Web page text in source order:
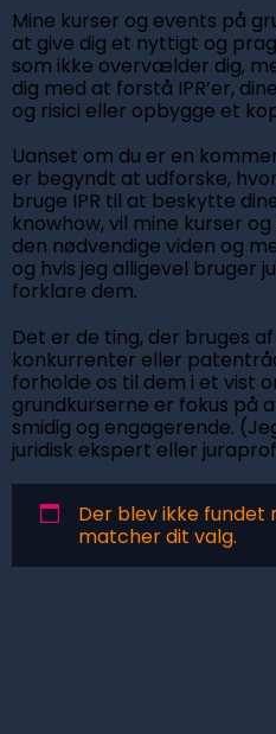
Mine kurser og events på
at give dig et nyttigt og
som ikke overvælder dig,
dig med at forstå IPR’er,
og risici eller opbygge et
Uanset om du er en
er begyndt at udforske,
bruge IPR til at beskytte
knowhow, vil mine kurser
den nødvendige viden og
og hvis jeg alligevel bruger
forklare dem.
Det er de ting, der bruges
konkurrenter eller
forholde os til dem i et vist
grundkurserne er fokus på
smidig og engagerende.
juridisk ekspert eller
Der blev ikke fundet
matcher dit valg.